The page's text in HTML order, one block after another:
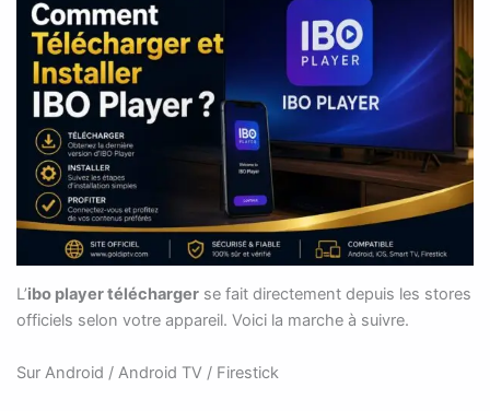
L’ibo player téléchargerse fait directement depuis les stores
officiels selon votre appareil. Voici la marche à suivre.
Sur Android / Android TV / Firestick